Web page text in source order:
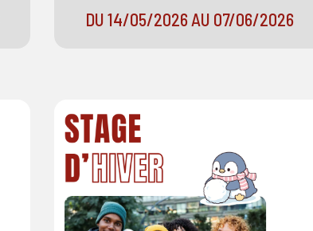
DU 14/05/2026 AU 07/06/2026